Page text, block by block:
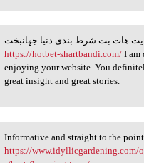
هات بت شرط بندی
هات بت شرط بندی دنیا جهانبخت
https://hotbet-shartbandi.com/I am
enjoying your website. You
great insight and great stories.
and straight to
Informative and straight to the
https://www.idyllicgardening.com/